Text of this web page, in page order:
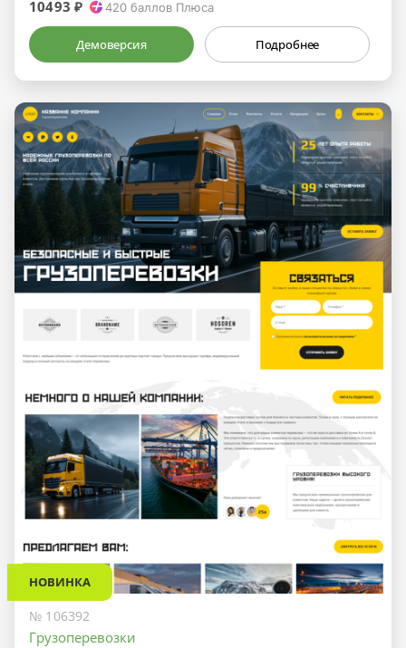
10493 ₽ 420 баллов Плюса
Демоверсия Подробнее
НОВИНКА
№ 106392
Грузоперевозки